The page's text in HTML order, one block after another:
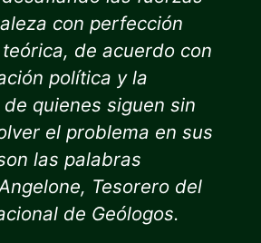
con perfección
de acuerdo con
política y la
quienes siguen sin
el problema en sus
las palabras
Tesorero del
de Geólogos.